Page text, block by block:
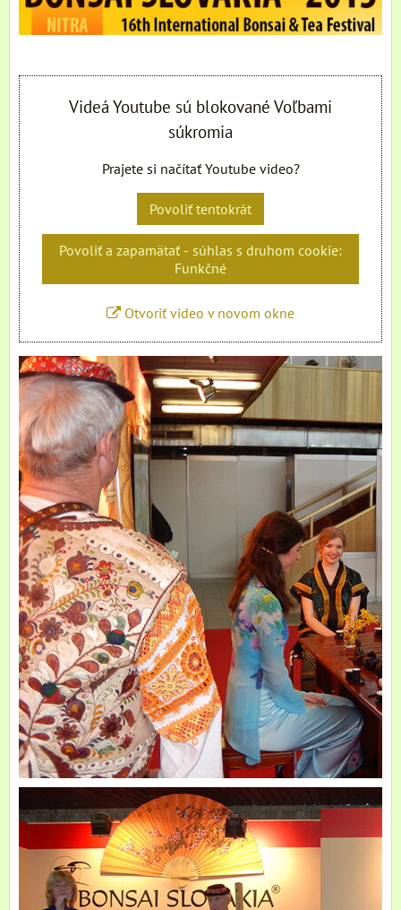
Videá Youtube sú blokované Voľbami
súkromia
Prajete si načítať Youtube video?
Povoliť tentokrát
Povoliť a zapamätať - súhlas s druhom cookie:
Funkčné
Otvoriť video v novom okne